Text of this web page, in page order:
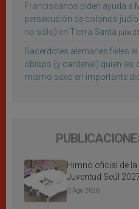
Franciscanos piden ayuda a
persecución de colonos
no sólo) en Tierra Santa julio
Sacerdotes alemanes fieles
obispo (y cardenal) quien les
mismo sexo en importante
Himno oficial de
Juventud Seúl
3 Ago 2026